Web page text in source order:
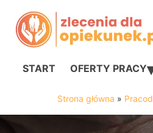
START OFERTY PRACY
Strona główna »